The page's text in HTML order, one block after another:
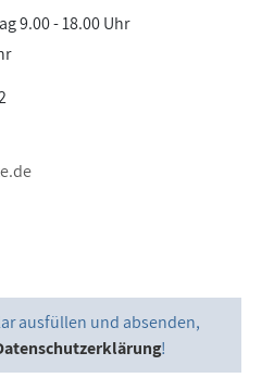
9.00 - 18.00 Uhr
ausfüllen und absenden,
!